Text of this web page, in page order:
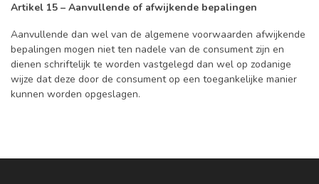
Artikel 15 – Aanvullende of afwijkende bepalingen
Aanvullende dan wel van de algemene voorwaarden afwijkende
bepalingen mogen niet ten nadele van de consument zijn en
dienen schriftelijk te worden vastgelegd dan wel op zodanige
wijze dat deze door de consument op een toegankelijke manier
kunnen worden opgeslagen.